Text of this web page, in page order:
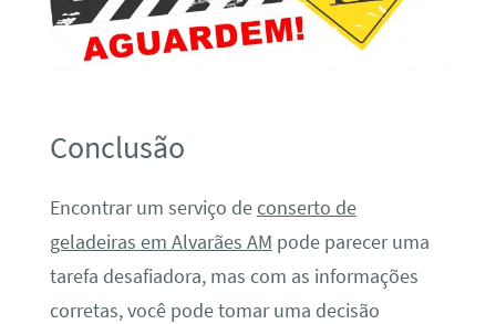
Conclusão
Encontrar um serviço deconserto de
geladeiras em Alvarães AM pode parecer uma
tarefa desafiadora, mas com as informações
corretas, você pode tomar uma decisão